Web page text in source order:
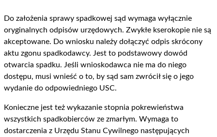
Do założenia sprawy spadkowej sąd wymaga wyłącznie
oryginalnych odpisów urzędowych. Zwykłe kserokopie nie są
akceptowane. Do wniosku należy dołączyć odpis skrócony
aktu zgonu spadkodawcy. Jest to podstawowy dowód
otwarcia spadku. Jeśli wnioskodawca nie ma do niego
dostępu, musi wnieść o to, by sąd sam zwrócił się o jego
wydanie do odpowiedniego USC.
Konieczne jest też wykazanie stopnia pokrewieństwa
wszystkich spadkobierców ze zmarłym. Wymaga to
dostarczenia z Urzędu Stanu Cywilnego następujących